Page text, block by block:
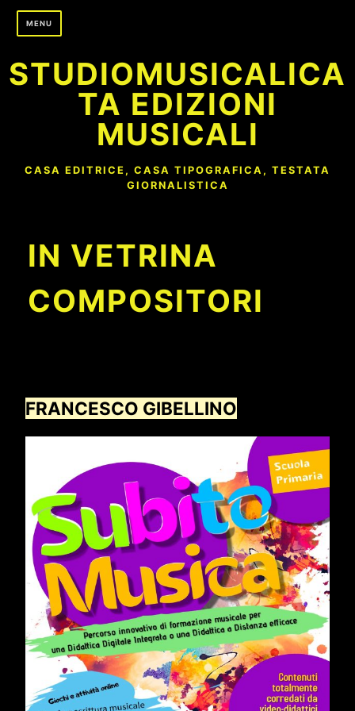
Skip
MENU
STUDIOMUSICALICA
TA EDIZIONI
MUSICALI
CASA EDITRICE, CASA TIPOGRAFICA, TESTATA
GIORNALISTICA
IN VETRINA
COMPOSITORI
FRANCESCO GIBELLINO